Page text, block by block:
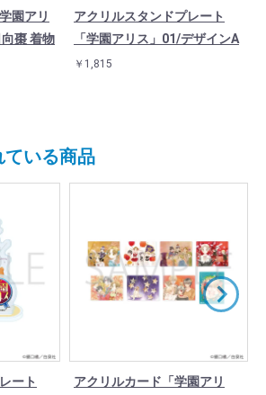
園アリ
棗 着物
アクリルスタンドプレート
「学園アリス」01/デザインA
￥1,815
ている商品
ート
アクリルカード「学園アリ